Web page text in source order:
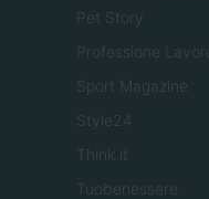
Pet Story
Professione Lavoro
Sport Magazine
Style24
Think.it
Tuobenessere